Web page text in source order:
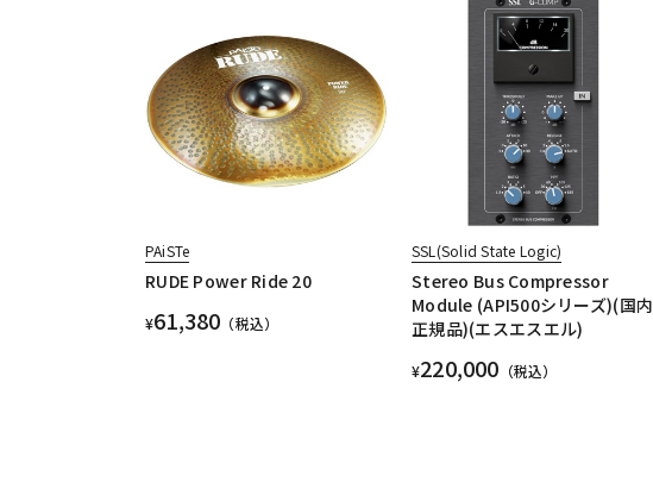
PAiSTe
RUDE Power Ride 20
¥61,380 （税込）
SSL(Solid State Logic)
Stereo Bus Compressor
Module (API500シリーズ)(国内
正規品)(エスエスエル)
¥220,000 （税込）